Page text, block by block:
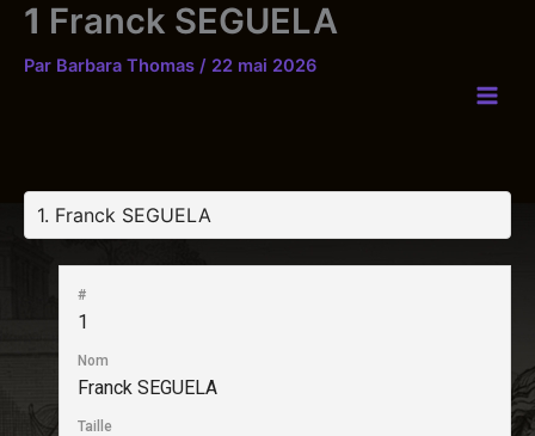
Aller
contenu
1 Franck SEGUELA
Par Barbara Thomas / 22 mai 2026
#
1
Nom
Franck SEGUELA
Taille